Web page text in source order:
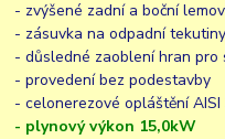
- zvýšené zadní a boční
- zásuvka na odpadní tekutiny
- důsledné zaoblení hran pro
- provedení bez podestavby
- celonerezové opláštění AISI
- plynový výkon 15,0kW